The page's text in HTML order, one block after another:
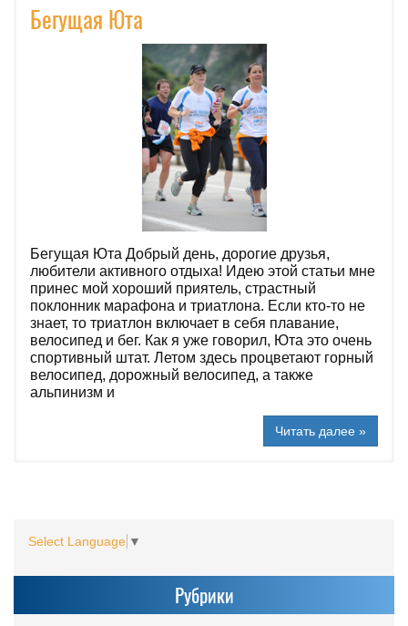
Бегущая Юта
Бегущая Юта Добрый день, дорогие друзья,
любители активного отдыха! Идею этой статьи мне
принес мой хороший приятель, страстный
поклонник марафона и триатлона. Если кто-то не
знает, то триатлон включает в себя плавание,
велосипед и бег. Как я уже говорил, Юта это очень
спортивный штат. Летом здесь процветают горный
велосипед, дорожный велосипед, а также
альпинизм и
Читать далее »
Select Language ▼
Рубрики